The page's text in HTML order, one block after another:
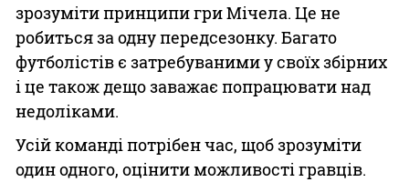
зрозуміти принципи гри Мічела. Це не
робиться за одну передсезонку. Багато
футболістів є затребуваними у своїх збірних
і це також дещо заважає попрацювати над
недоліками.
Усій команді потрібен час, щоб зрозуміти
один одного, оцінити можливості гравців.